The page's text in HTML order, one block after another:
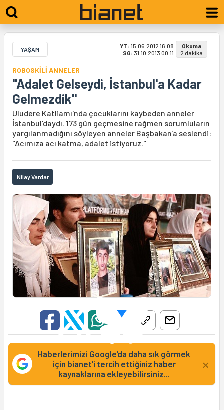
YAŞAM YT: 15.06.2012 16:08
SG: 31.10.2013 00:11
Okuma
2 dakika
ROBOSKİLİ ANNELER
"Adalet Gelseydi, İstanbul'a Kadar
Gelmezdik"
Uludere Katliamı'nda çocuklarını kaybeden anneler
İstanbul'daydı. 173 gün geçmesine rağmen sorumluların
yargılanmadığını söyleyen anneler Başbakan'a seslendi:
"Acımıza acı katma, adalet istiyoruz."
Nilay Vardar
Haberlerimizi Google'da daha sık görmek
için bianet'i tercih ettiğiniz haber
kaynaklarına ekleyebilirsiniz...
×